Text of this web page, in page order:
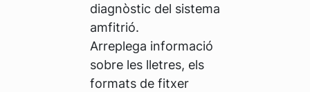
diagnòstic del sistema
amfitrió.
Arreplega informació
sobre les lletres, els
formats de fitxer